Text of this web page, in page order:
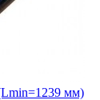
мм)